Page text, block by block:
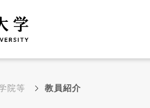
院等 教員紹介